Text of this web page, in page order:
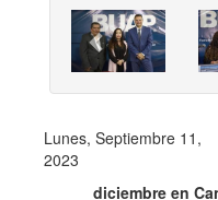
Previous
Lunes, Septiembre 11,
2023
diciembre en